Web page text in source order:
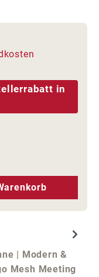
in
| Modern &
Mesh Meeting